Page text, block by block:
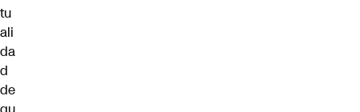
tu
ali
da
d
de